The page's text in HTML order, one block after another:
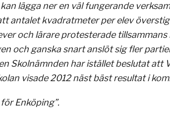
lägga ner en väl fungerande
antalet kvadratmeter per elev
och lärare protesterade
och ganska snart anslöt sig fler
Skolnämnden har istället beslutat att
visade 2012 näst bäst resultat i
Enköping”.